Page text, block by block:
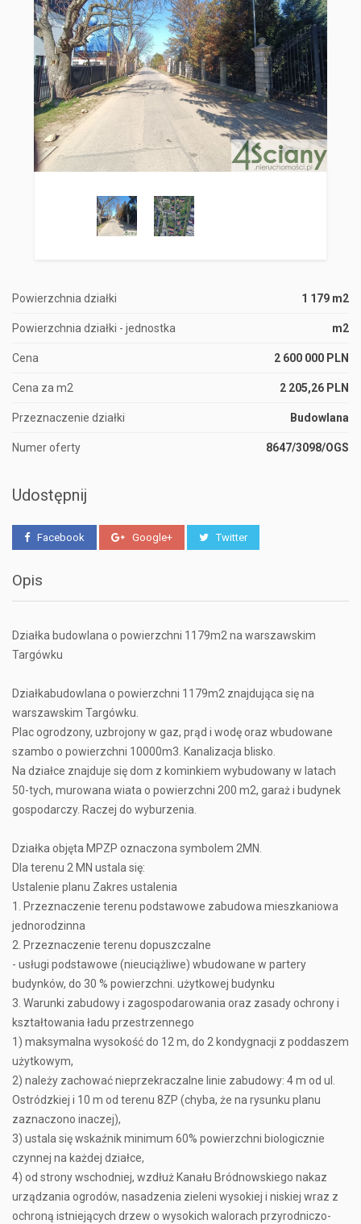
Powierzchnia działki 1 179 m2
Powierzchnia działki - jednostka m2
Cena 2 600 000 PLN
Cena za m2 2 205,26 PLN
Przeznaczenie działki Budowlana
Numer oferty 8647/3098/OGS
Udostępnij
Facebook Google+ Twitter
Opis
Działka budowlana o powierzchni 1179m2 na warszawskim
Targówku
Działkabudowlana o powierzchni 1179m2 znajdująca się na
warszawskim Targówku.
Plac ogrodzony, uzbrojony w gaz, prąd i wodę oraz wbudowane
szambo o powierzchni 10000m3. Kanalizacja blisko.
Na działce znajduje się dom z kominkiem wybudowany w latach
50-tych, murowana wiata o powierzchni 200 m2, garaż i budynek
gospodarczy. Raczej do wyburzenia.
Działka objęta MPZP oznaczona symbolem 2MN.
Dla terenu 2 MN ustala się:
Ustalenie planu Zakres ustalenia
1. Przeznaczenie terenu podstawowe zabudowa mieszkaniowa
jednorodzinna
2. Przeznaczenie terenu dopuszczalne
- usługi podstawowe (nieuciążliwe) wbudowane w partery
budynków, do 30 % powierzchni. użytkowej budynku
3. Warunki zabudowy i zagospodarowania oraz zasady ochrony i
kształtowania ładu przestrzennego
1) maksymalna wysokość do 12 m, do 2 kondygnacji z poddaszem
użytkowym,
2) należy zachować nieprzekraczalne linie zabudowy: 4 m od ul.
Ostródzkiej i 10 m od terenu 8ZP (chyba, że na rysunku planu
zaznaczono inaczej),
3) ustala się wskaźnik minimum 60% powierzchni biologicznie
czynnej na każdej działce,
4) od strony wschodniej, wzdłuż Kanału Bródnowskiego nakaz
urządzania ogrodów, nasadzenia zieleni wysokiej i niskiej wraz z
ochroną istniejących drzew o wysokich walorach przyrodniczo-